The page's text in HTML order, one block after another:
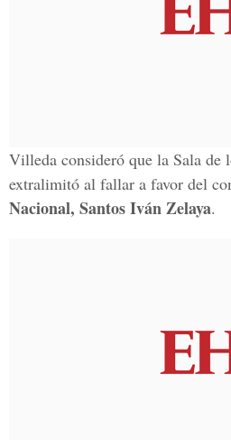
Villeda consideró que la Sala de
extralimitó al fallar a favor del
Nacional, Santos Iván Zelaya.